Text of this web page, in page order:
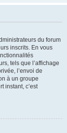
du forum
inscrits. En vous
tels que l’affichage
l’envoi de
à un groupe
instant, c’est